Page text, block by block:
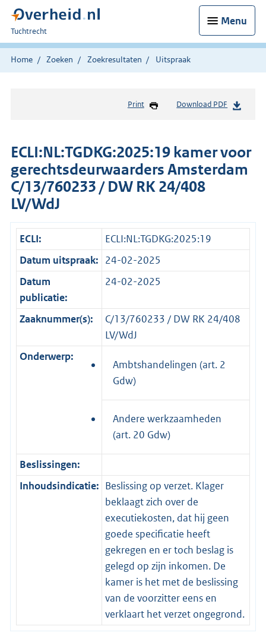
Menu
U
bent
hier:
Tuchtrecht
Home Zoeken Zoekresultaten Uitspraak
Print Download PDF
ECLI:NL:TGDKG:2025:19 kamer voor
gerechtsdeurwaarders Amsterdam
C/13/760233 / DW RK 24/408
LV/WdJ
ECLI:
ECLI:NL:TGDKG:2025:19
Datum uitspraak: 24-02-2025
Datum
publicatie:
24-02-2025
Zaaknummer(s):
C/13/760233 / DW RK 24/408
LV/WdJ
Onderwerp:
Ambtshandelingen (art. 2
Gdw)
Andere werkzaamheden
(art. 20 Gdw)
Beslissingen:
Inhoudsindicatie: Beslissing op verzet. Klager
beklaagt zich over de
executiekosten, dat hij geen
goede specificatie heeft
gekregen en er toch beslag is
gelegd op zijn inkomen. De
kamer is het met de beslissing
van de voorzitter eens en
verklaart het verzet ongegrond.